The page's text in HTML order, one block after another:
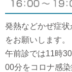
発熱などかぜ症
をお願いします。
午前診では11時
00分をコロナ感